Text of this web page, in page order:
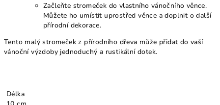
Začleňte stromeček do vlastního vánočního věnce.
Můžete ho umístit uprostřed věnce a doplnit o další
přírodní dekorace.
Tento malý stromeček z přírodního dřeva může přidat do vaší
vánoční výzdoby jednoduchý a rustikální dotek.
Délka